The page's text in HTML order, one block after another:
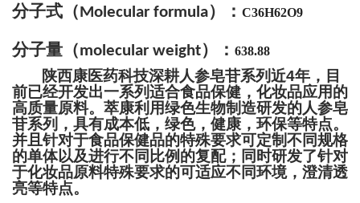
分子式 （ Molecular formula） ： C36H62O9
分子量（molecular weight）： 638.88
陕西康医药科技深耕人参皂苷系列近4年，目
前已经开发出一系列适合食品保健，化妆品应用的
高质量原料。萃康利用绿色生物制造研发的人参皂
苷系列，具有成本低，绿色，健康，环保等特点。
并且针对于食品保健品的特殊要求可定制不同规格
的单体以及进行不同比例的复配；同时研发了针对
于化妆品原料特殊要求的可适应不同环境，澄清透
亮等特点。